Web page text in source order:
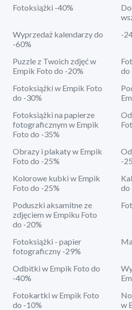
Fotoksiążki -40%
Wyprzedaż kalendarzy do
-60%
-
Puzzle z Twoich zdjęć w
Empik Foto do -20%
do
Fotoksiążki w Empik Foto
do -30%
Fotoksiążki na papierze
fotograficznym w Empik
Foto do -35%
Obrazy i plakaty w Empik
Foto do -25%
-
Kolorowe kubki w Empik
Foto do -25%
do
Poduszki aksamitne ze
zdjęciem w Empiku Foto
do -20%
Fotoksiążki - papier
fotograficzny -29%
Odbitki w Empik Foto do
-40%
Fotokartki w Empik Foto
do -10%
w